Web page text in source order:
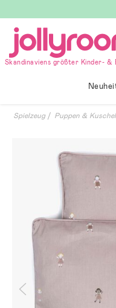
till
innehållet
Skandinaviens größter Kinder- &
Spielzeug Puppen &